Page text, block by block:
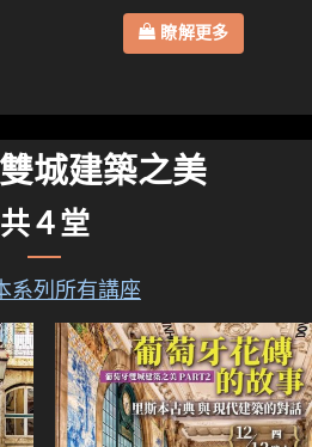
瞭解更多
城建築之美
４堂
系列所有講座